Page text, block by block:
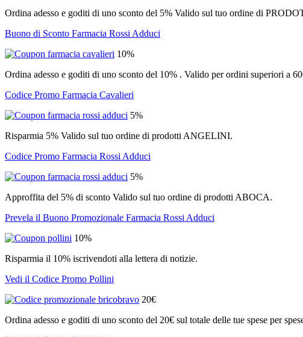
Ordina adesso e goditi di uno sconto del 5% Valido sul tuo ordine di
Buono di Sconto Farmacia Rossi Adduci
10%
Ordina adesso e goditi di uno sconto del 10% . Valido per ordini superiori
Codice Promo Farmacia Cavalieri
5%
Risparmia 5% Valido sul tuo ordine di prodotti ANGELINI.
Codice Promo Farmacia Rossi Adduci
5%
Approffita del 5% di sconto Valido sul tuo ordine di prodotti ABOCA.
Prevela il Buono Promozionale Farmacia Rossi Adduci
10%
Risparmia il 10% iscrivendoti alla lettera di notizie.
Vedi il Codice Promo Pollini
20€
Ordina adesso e goditi di uno sconto del 20€ sul totale delle tue spese per